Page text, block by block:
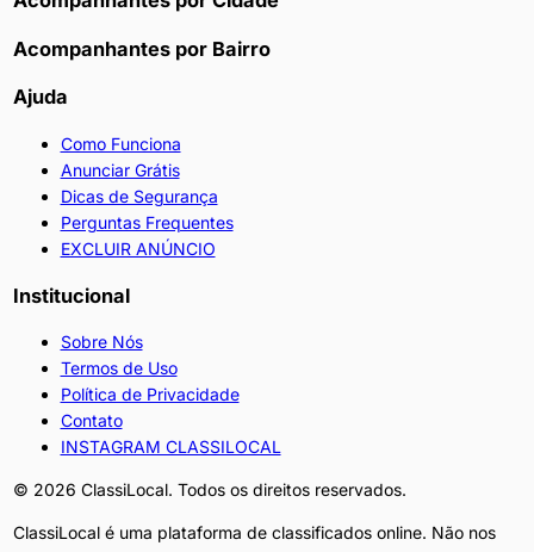
Acompanhantes por Bairro
Ajuda
Como Funciona
Anunciar Grátis
Dicas de Segurança
Perguntas Frequentes
EXCLUIR ANÚNCIO
Institucional
Sobre Nós
Termos de Uso
Política de Privacidade
Contato
INSTAGRAM CLASSILOCAL
© 2026 ClassiLocal. Todos os direitos reservados.
ClassiLocal é uma plataforma de classificados online. Não nos